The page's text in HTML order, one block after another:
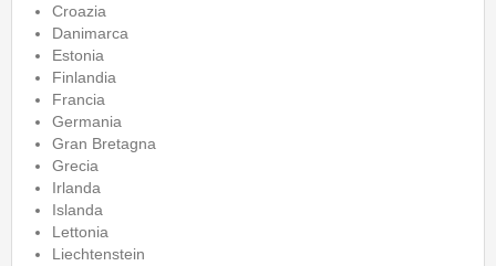
Croazia
Danimarca
Estonia
Finlandia
Francia
Germania
Gran Bretagna
Grecia
Irlanda
Islanda
Lettonia
Liechtenstein